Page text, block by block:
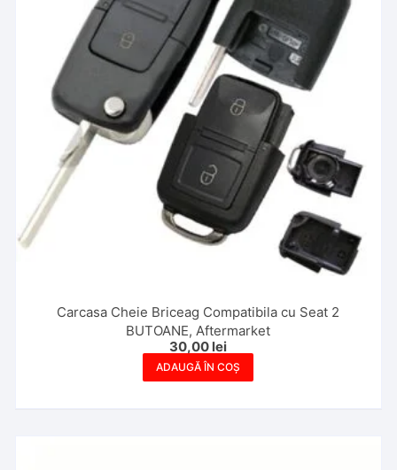
Carcasa Cheie Briceag Compatibila cu Seat 2
BUTOANE, Aftermarket
30,00 lei
ADAUGĂ ÎN COȘ